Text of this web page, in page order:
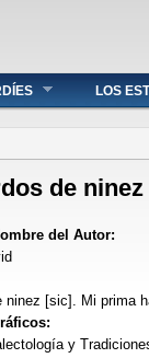
LOS
usted aquí
de
del Autor:
ninez [sic]. Mi prima
y